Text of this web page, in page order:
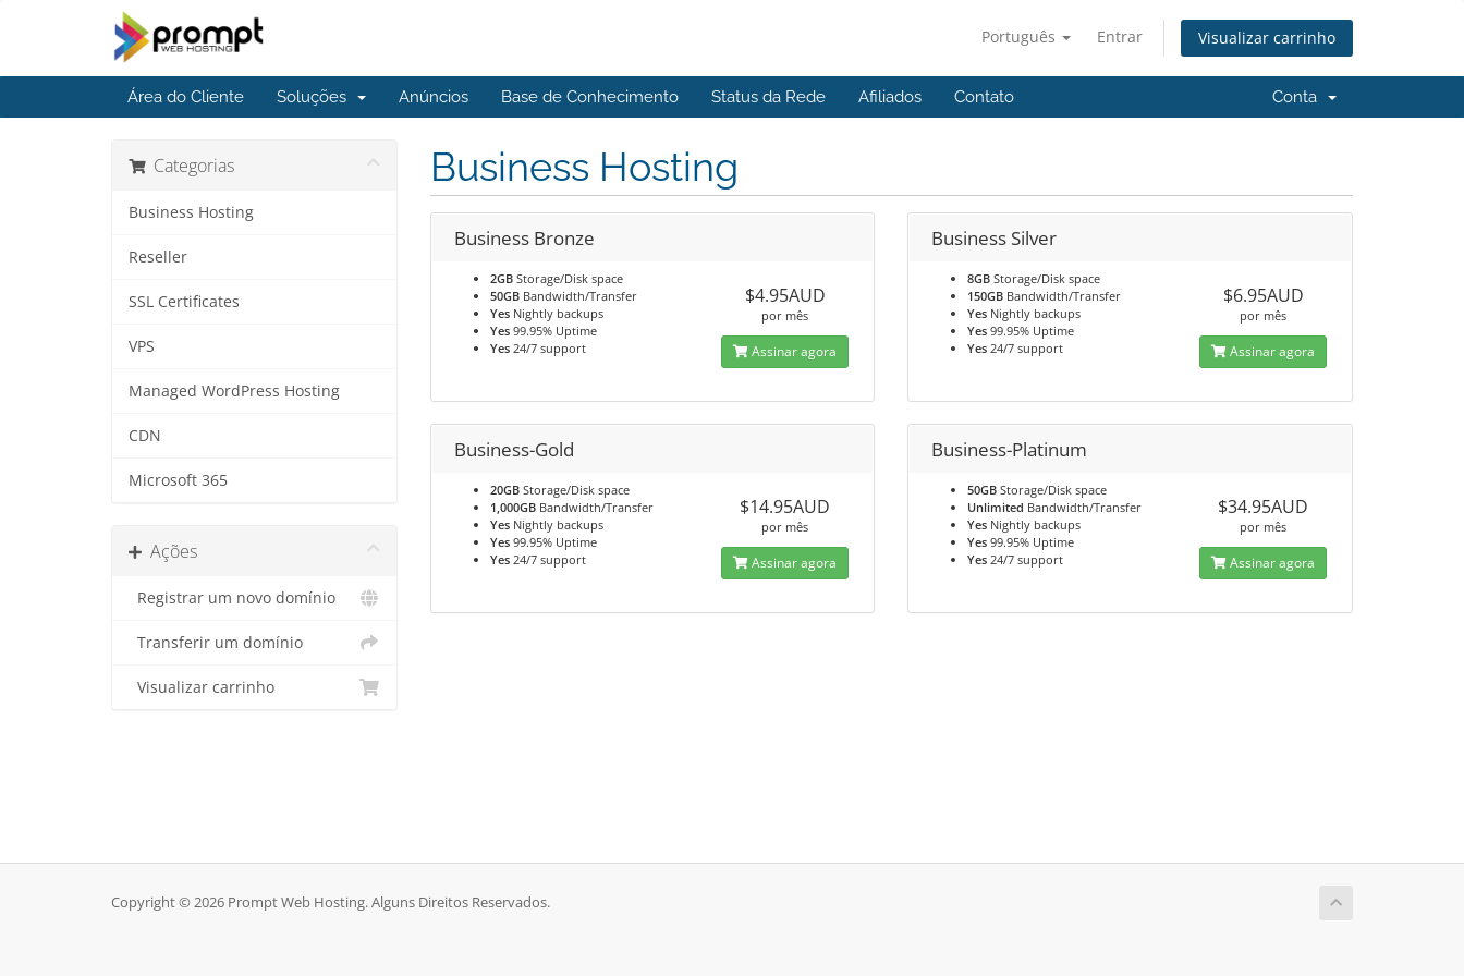
Português Entrar Visualizar carrinho
Área do Cliente Soluções Anúncios Base de Conhecimento Status da Rede Afiliados Contato Conta
Categorias
Business Hosting
Reseller
SSL Certificates
VPS
Managed WordPress Hosting
CDN
Microsoft 365
Ações
Registrar um novo domínio
Transferir um domínio
Visualizar carrinho
Business Hosting
Business Bronze
2GBStorage/Disk space
50GBBandwidth/Transfer
YesNightly backups
Yes99.95% Uptime
Yes24/7 support
$4.95AUD
por mês
Assinar agora
Business Silver
8GB Storage/Disk space
150GB Bandwidth/Transfer
Yes Nightly backups
Yes 99.95% Uptime
Yes 24/7 support
$6.95AUD
por mês
Assinar agora
Business-Gold
20GBStorage/Disk space
1,000GBBandwidth/Transfer
YesNightly backups
Yes99.95% Uptime
Yes24/7 support
$14.95AUD
por mês
Assinar agora
Business-Platinum
50GB Storage/Disk space
Unlimited Bandwidth/Transfer
Yes Nightly backups
Yes 99.95% Uptime
Yes 24/7 support
$34.95AUD
por mês
Assinar agora
Copyright © 2026 Prompt Web Hosting. Alguns Direitos Reservados.